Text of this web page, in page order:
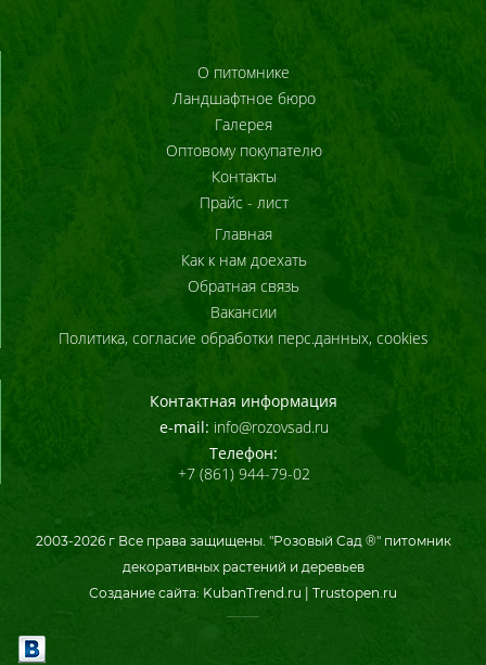
О питомнике
Ландшафтное бюро
Галерея
Оптовому покупателю
Контакты
Прайс - лист
Главная
Как к нам доехать
Обратная связь
Вакансии
Политика, согласие обработки перс.данных, cookies
Контактная информация
e-mail: info@rozovsad.ru
Телефон:
+7 (861) 944-79-02
2003-2026г Все права защищены. "Розовый Сад ®" питомник
декоративных растений и деревьев
Создание сайта: KubanTrend.ru Trustopen.ru